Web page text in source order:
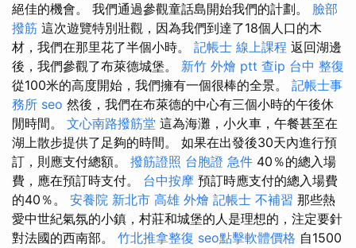
絕佳的機會。 我們通過參觀童話島開始我們的計劃。 臉部
撥筋 這次遊覽特別壯觀，因為我們到達了18個人口的木
材，我們在那里花了半個小時。 記帳士 線上課程 返回湖邊
後，我們參觀了布萊德城堡。 新竹 外燴 ptt 查ip 台中 整復
從100米的高度開始，我們擁有一個很棒的全景。 記帳士事
務所 seo 然後，我們在布萊德的中心有三個小時的午後休
閒時間。 文心南路撥筋堂 這為海灘，小火車，午餐甚至在
湖上散步提供了足夠的時間。 如果在出發後30天內進行預
訂，則應支付總額。 撥筋證照 台胞證 急件 40％的總入場
費，應在預訂時支付。 台中按摩 預訂時應支付的總入場費
的40％。 安養院 新北市 高雄 外燴 記帳士 不補習 那些熱
愛中世紀氣氛的小鎮，村莊和城堡的人是理想的，注定要針
對法國的西南部。 竹北推拿整復 seo點擊軟體價格 自1500